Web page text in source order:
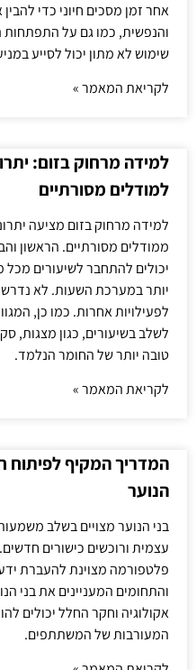
אחר זמן מסכים חיוני כדי
והנפשית, כמו גם על התפתחות
שימוש לא מתון יכול לסייע
לקריאת המאמר »
למידה מרחוק בזום:
למודלים מסורתיים
למידה מרחוק בזום מציעה
ממודלים מסורתיים. הראשון
יכולים להתחבר לשיעורים
יותר במערכת השעות. לא
לפעילויות אחרות. כמו כן,
לשלב בשיעורים, כגון מצגות,
טובה יותר של החומר הנלמד.
לקריאת המאמר »
המדריך המקיף לפיתוח
הנוער
בני הנוער מצויים בשלב
עצמית ורוכשים כישורים חדשים.
פלטפורמה מצוינת להעברת
והתחומים המעניינים את בני
אקולוגיה וחקר החלל יכולים
המעורבות של המשתתפים.